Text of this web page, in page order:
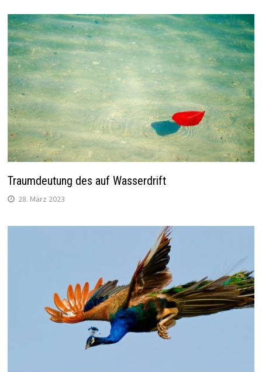
Traumdeutung des auf Wasserdrift
28. März 2023